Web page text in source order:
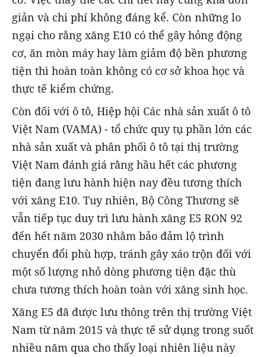
giản và chi phí không đáng kể. Còn những lo
ngại cho rằng xăng E10 có thể gây hỏng động
cơ, ăn mòn máy hay làm giảm độ bền phương
tiện thì hoàn toàn không có cơ sở khoa học và
thực tế kiểm chứng.
Còn đối với ô tô, Hiệp hội Các nhà sản xuất ô tô
Việt Nam (VAMA) - tổ chức quy tụ phần lớn các
nhà sản xuất và phân phối ô tô tại thị trường
Việt Nam đánh giá rằng hầu hết các phương
tiện đang lưu hành hiện nay đều tương thích
với xăng E10. Tuy nhiên, Bộ Công Thương sẽ
vẫn tiếp tục duy trì lưu hành xăng E5 RON 92
đến hết năm 2030 nhằm bảo đảm lộ trình
chuyển đổi phù hợp, tránh gây xáo trộn đối với
một số lượng nhỏ dòng phương tiện đặc thù
chưa tương thích hoàn toàn với xăng sinh học.
Xăng E5 đã được lưu thông trên thị trường Việt
Nam từ năm 2015 và thực tế sử dụng trong suốt
nhiều năm qua cho thấy loại nhiên liệu này